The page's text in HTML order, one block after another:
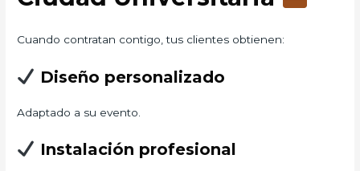
Cuando contratan contigo, tus clientes obtienen:
Diseño personalizado
Adaptado a su evento.
Instalación profesional